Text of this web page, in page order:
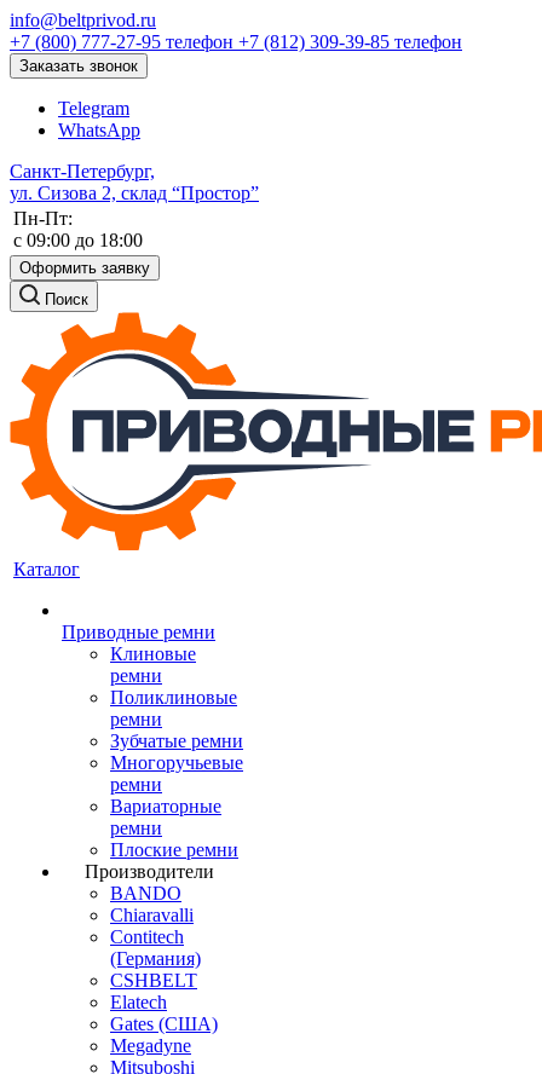
info@beltprivod.ru
+7 (800) 777-27-95 телефон +7 (812) 309-39-85 телефон
Заказать звонок
Telegram
WhatsApp
Санкт-Петербург,
ул. Сизова 2, склад “Простор”
Пн-Пт:
c 09:00 до 18:00
Оформить заявку
Поиск
Каталог
Приводные ремни
Клиновые
ремни
Поликлиновые
ремни
Зубчатые ремни
Многоручьевые
ремни
Вариаторные
ремни
Плоские ремни
Производители
BANDO
Chiaravalli
Contitech
(Германия)
CSHBELT
Elatech
Gates (США)
Megadyne
Mitsuboshi